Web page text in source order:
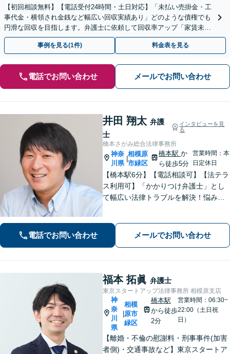
【初回相談無料】【電話受付24時間・土日対応】「未払い売掛金・工
事代金・横領され金銭など幅広い回収実績あり」どのような債権でも
円滑な回収を目指します。弁護士に依頼して回収率アップ「家賃未払
い対応、立ち退き・明渡し請求／滞納が常態化する前に」
事例を見る(1件) 料金表を見る
電話でお問い合わせ メールでお問い合わせ
井田 翔太 弁護
士
インタビューを見
る
橋本さがみ総合法律事務所
神奈
川県
相模原
市緑区
橋本駅 か
ら徒歩5分
営業時間：本
日定休日
【橋本駅6分】【電話相談可】【法テラ
ス利用可】「かかりつけ弁護士」とし
て幅広い法律トラブルを解決！悩みに
ークの軽さが強み」男性・女性弁護士
が所属し多角的な視点から解決へ尽力
電話でお問い合わせ メールでお問い合わせ
福本 拓眞 弁護士
東京スタートアップ法律事務所 相模原支店
神
奈
川
県
相模
原市
緑区
橋本駅
から徒歩
2分
営業時間：06:30~
22:00（土日祝
日）
【離婚・不倫の慰謝料・刑事事件(加害
者側)・交通事故など】東京スタートア